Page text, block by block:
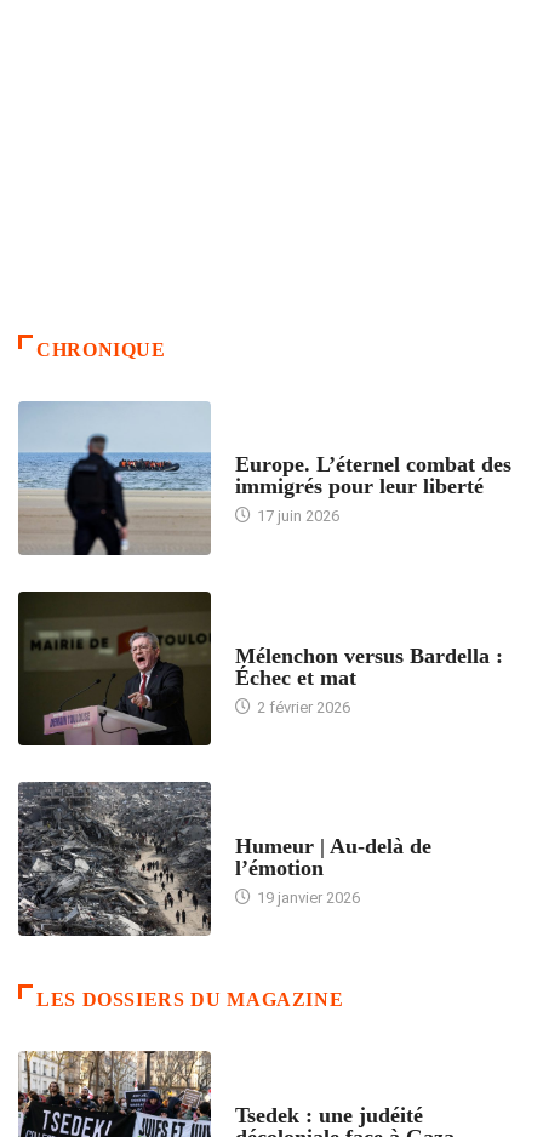
CHRONIQUE
Europe. L’éternel combat des
immigrés pour leur liberté
17 juin 2026
Mélenchon versus Bardella :
Échec et mat
2 février 2026
Humeur | Au-delà de
l’émotion
19 janvier 2026
LES DOSSIERS DU MAGAZINE
Tsedek : une judéité